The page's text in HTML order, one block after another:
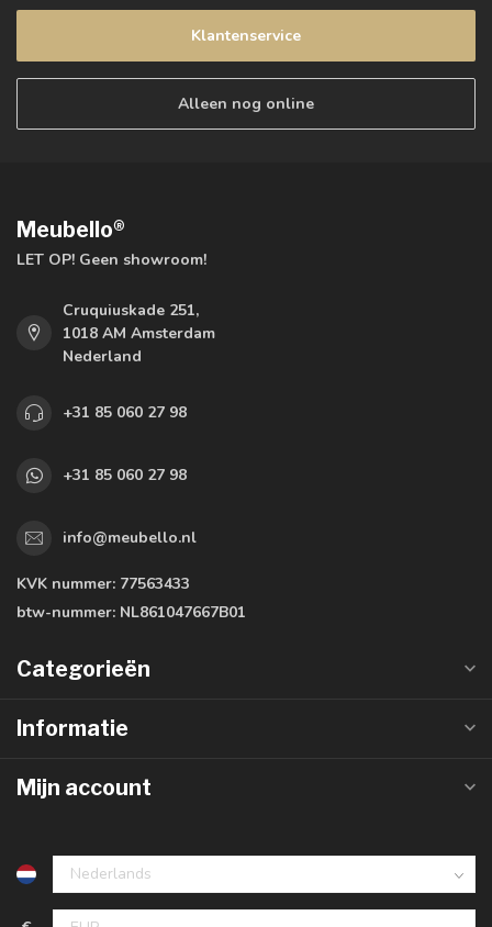
Klantenservice
Alleen nog online
Meubello®
LET OP! Geen showroom!
Cruquiuskade 251,
1018 AM Amsterdam
Nederland
+31 85 060 27 98
+31 85 060 27 98
info@meubello.nl
KVK nummer: 77563433
btw-nummer: NL861047667B01
Categorieën
Informatie
Mijn account